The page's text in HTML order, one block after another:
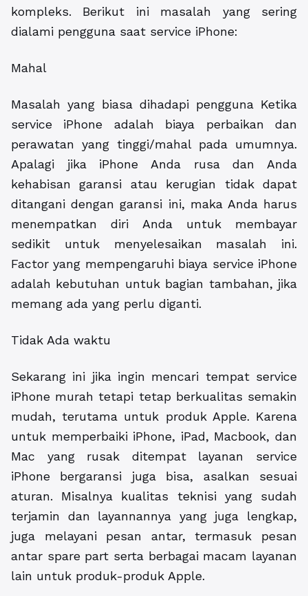
kompleks. Berikut ini masalah yang sering
dialami pengguna saat service iPhone:
Mahal
Masalah yang biasa dihadapi pengguna Ketika
service iPhone adalah biaya perbaikan dan
perawatan yang tinggi/mahal pada umumnya.
Apalagi jika iPhone Anda rusa dan Anda
kehabisan garansi atau kerugian tidak dapat
ditangani dengan garansi ini, maka Anda harus
menempatkan diri Anda untuk membayar
sedikit untuk menyelesaikan masalah ini.
Factor yang mempengaruhi biaya service iPhone
adalah kebutuhan untuk bagian tambahan, jika
memang ada yang perlu diganti.
Tidak Ada waktu
Sekarang ini jika ingin mencari tempat service
iPhone murah tetapi tetap berkualitas semakin
mudah, terutama untuk produk Apple. Karena
untuk memperbaiki iPhone, iPad, Macbook, dan
Mac yang rusak ditempat layanan service
iPhone bergaransi juga bisa, asalkan sesuai
aturan. Misalnya kualitas teknisi yang sudah
terjamin dan layannannya yang juga lengkap,
juga melayani pesan antar, termasuk pesan
antar spare part serta berbagai macam layanan
lain untuk produk-produk Apple.